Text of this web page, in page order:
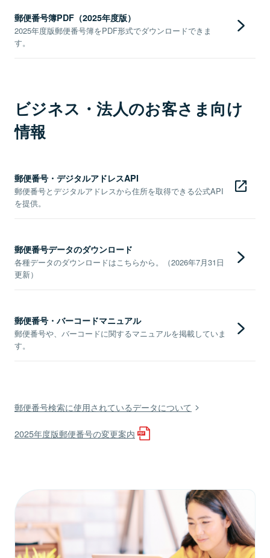
郵便番号簿PDF（2025年度版）
2025年度版郵便番号簿をPDF形式でダウンロードできま
す。
ビジネス・法人のお客さま向け
情報
郵便番号・デジタルアドレスAPI
郵便番号とデジタルアドレスから住所を取得できる公式API
を提供。
郵便番号データのダウンロード
各種データのダウンロードはこちらから。（2026年7月31日
更新）
郵便番号・バーコードマニュアル
郵便番号や、バーコードに関するマニュアルを掲載していま
す。
郵便番号検索に使用されているデータについて
2025年度版郵便番号の変更案内